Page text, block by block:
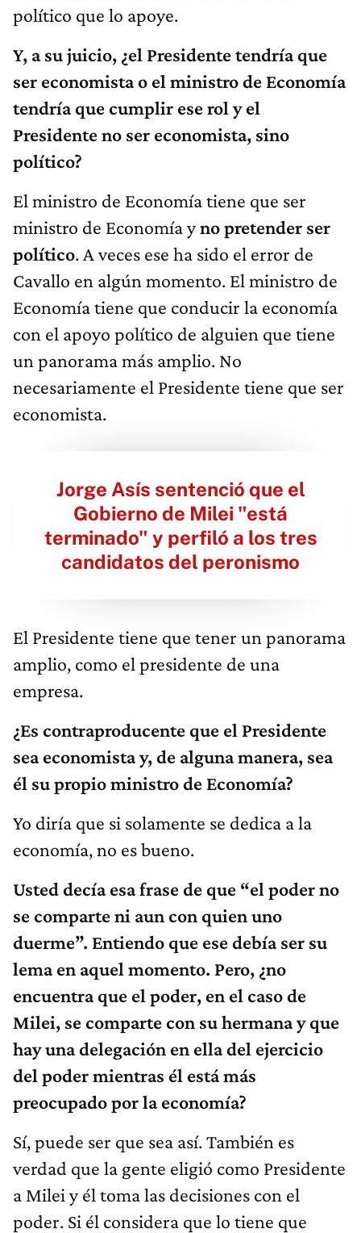
político que lo apoye.
Y, a su juicio, ¿el Presidente tendría que
ser economista o el ministro de Economía
tendría que cumplir ese rol y el
Presidente no ser economista, sino
político?
El ministro de Economía tiene que ser
ministro de Economía yno pretender ser
político. A veces ese ha sido el error de
Cavallo en algún momento. El ministro de
Economía tiene que conducir la economía
con el apoyo político de alguien que tiene
un panorama más amplio. No
necesariamente el Presidente tiene que ser
economista.
Jorge Asís sentenció que el
Gobierno de Milei "está
terminado" y perfiló a los tres
candidatos del peronismo
El Presidente tiene que tener un panorama
amplio, como el presidente de una
empresa.
¿Es contraproducente que el Presidente
sea economista y, de alguna manera, sea
él su propio ministro de Economía?
Yo diría que si solamente se dedica a la
economía, no es bueno.
Usted decía esa frase de que “el poder no
se comparte ni aun con quien uno
duerme”. Entiendo que ese debía ser su
lema en aquel momento. Pero, ¿no
encuentra que el poder, en el caso de
Milei, se comparte con su hermana y que
hay una delegación en ella del ejercicio
del poder mientras él está más
preocupado por la economía?
Sí, puede ser que sea así. También es
verdad que la gente eligió como Presidente
a Milei y él toma las decisiones con el
poder. Si él considera que lo tiene que